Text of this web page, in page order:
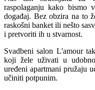
raspolaganju kako bismo
događaj. Bez obzira na to
raskošni banket ili nešto
i pretvoriti ih u stvarnost.
Svadbeni salon L'amour
koji žele uživati u
uređeni apartmani pružaju
učiniti potpunim.